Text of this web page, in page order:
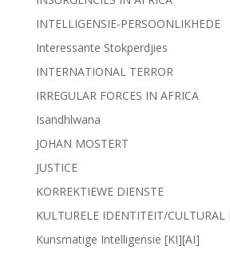
INTELLIGENSIE-PERSOONLIKHEDE
Interessante Stokperdjies
INTERNATIONAL TERROR
IRREGULAR FORCES IN AFRICA
Isandhlwana
JOHAN MOSTERT
JUSTICE
KORREKTIEWE DIENSTE
KULTURELE IDENTITEIT/CULTURAL
Kunsmatige Intelligensie [KI][AI]